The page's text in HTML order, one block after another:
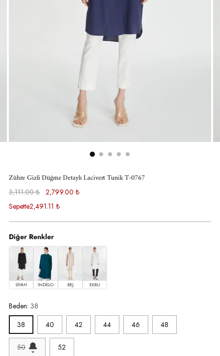
Zühre Gizli Düğme Detaylı Lacivert Tunik T-0767
Normal
fiyat
3,111.00 ₺ 2,799.00 ₺
Sepette2,491.11 ₺
Diğer Renkler
SİYAH İNDİGO BEJ EKRU
Beden: 38
38
40 42 44 46 48
50 52